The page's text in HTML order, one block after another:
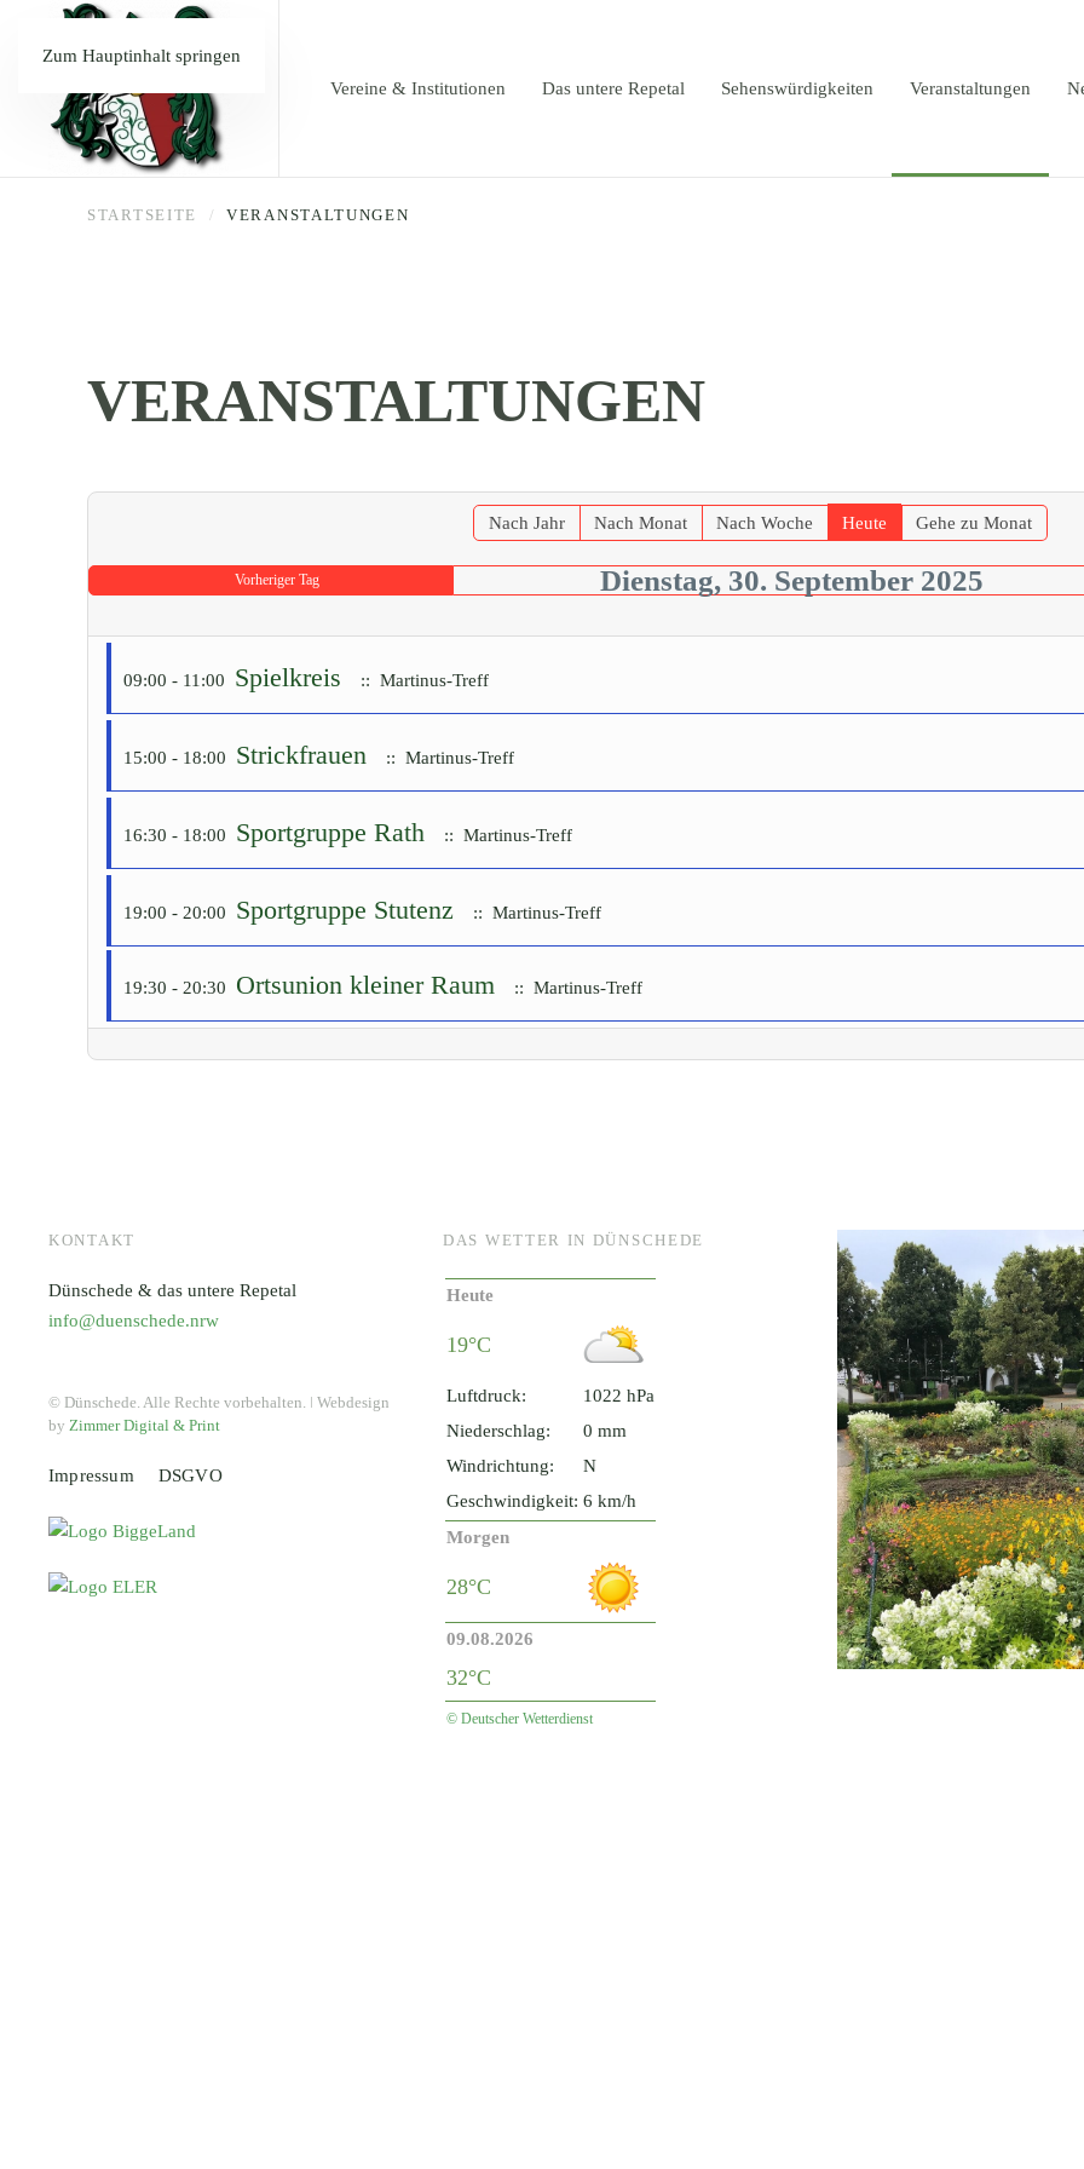
Zum Hauptinhalt springen
Vereine & Institutionen
Das untere Repetal Sehenswürdigkeiten Veranstaltungen
STARTSEITE VERANSTALTUNGEN
VERANSTALTUNGEN
Nach Jahr Nach Monat Nach Woche Heute Gehe zu Monat
Vorheriger Tag Dienstag, 30. September 2025
09:00 - 11:00 Spielkreis :: Martinus-Treff
15:00 - 18:00 Strickfrauen :: Martinus-Treff
16:30 - 18:00 Sportgruppe Rath :: Martinus-Treff
19:00 - 20:00 Sportgruppe Stutenz :: Martinus-Treff
19:30 - 20:30 Ortsunion kleiner Raum :: Martinus-Treff
KONTAKT
Dünschede & das untere Repetal
info@duenschede.nrw
© Dünschede. Alle Rechte vorbehalten. ǀ Webdesign
by Zimmer Digital & Print
Impressum DSGVO
DAS WETTER IN DÜNSCHEDE
Heute
19°C
Luftdruck:
1022 hPa
Niederschlag:
0 mm
Windrichtung:
N
Geschwindigkeit: 6 km/h
Morgen
28°C
09.08.2026
32°C
© Deutscher Wetterdienst